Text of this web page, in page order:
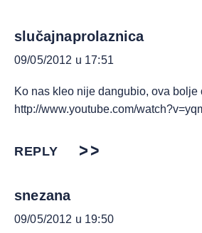
slučajnaprolaznica
09/05/2012 u 17:51
Ko nas kleo nije dangubio, ova bolje
http://www.youtube.com/
REPLY
snezana
09/05/2012 u 19:50